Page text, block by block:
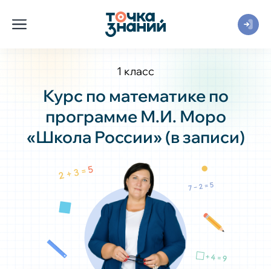
1 класс
Курс по математике по
программе М.И. Моро
«Школа России» (в записи)